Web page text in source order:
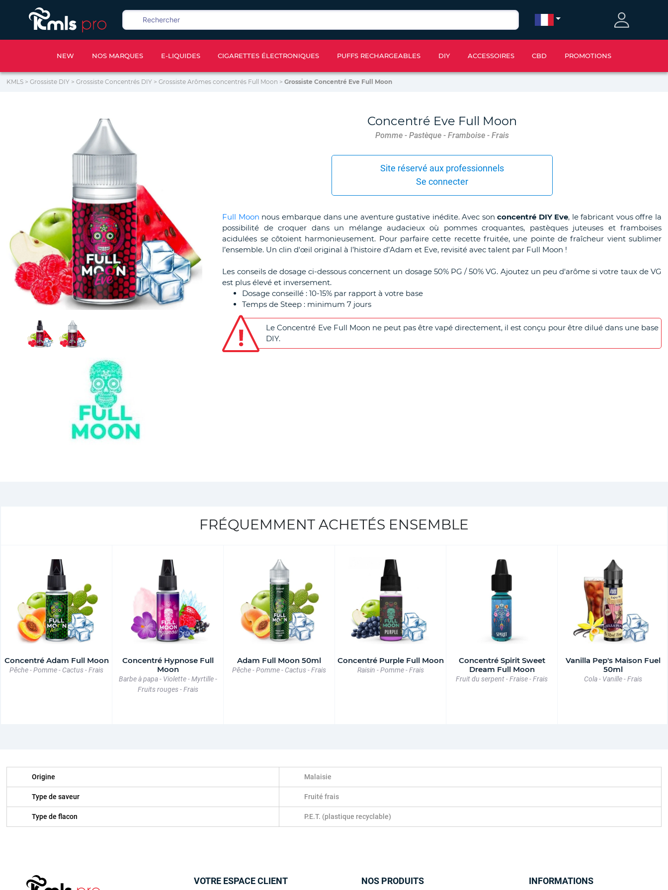
NEW NOS MARQUES E-LIQUIDES CIGARETTES ÉLECTRONIQUES PUFFS RECHARGEABLES DIY ACCESSOIRES CBD PROMOTIONS
KMLS > Grossiste DIY > Grossiste Concentrés DIY > Grossiste Arômes concentrés Full Moon > Grossiste Concentré Eve Full Moon
Concentré Eve Full Moon
Pomme - Pastèque - Framboise - Frais
Site réservé aux professionnels
Se connecter
Full Moon nous embarque dans une aventure gustative inédite. Avec sonconcentré DIY Eve, le fabricant vous offre la
possibilité de croquer dans un mélange audacieux où pommes croquantes, pastèques juteuses et framboises
acidulées se côtoient harmonieusement. Pour parfaire cette recette fruitée, une pointe de fraîcheur vient sublimer
l’ensemble. Un clin d'œil original à l’histoire d’Adam et Eve, revisité avec talent par Full Moon !
Les conseils de dosage ci-dessous concernent un dosage 50% PG / 50% VG. Ajoutez un peu d'arôme si votre taux de VG
est plus élevé et inversement.
Dosage conseillé : 10-15% par rapport à votre base
Temps de Steep : minimum 7 jours
Le Concentré Eve Full Moon ne peut pas être vapé directement, il est conçu pour être dilué dans une base
DIY.
FRÉQUEMMENT ACHETÉS ENSEMBLE
Concentré Adam Full Moon
Pêche - Pomme - Cactus - Frais
Concentré Hypnose Full
Moon
Barbe à papa - Violette - Myrtille -
Fruits rouges - Frais
Adam Full Moon 50ml
Pêche - Pomme - Cactus - Frais
Concentré Purple Full Moon
Raisin - Pomme - Frais
Concentré Spirit Sweet
Dream Full Moon
Fruit du serpent - Fraise - Frais
Vanilla Pep's Maison Fuel
50ml
Cola - Vanille - Frais
Origine Malaisie
Type de saveur Fruité frais
Type de flacon P.E.T. (plastique recyclable)
VOTRE ESPACE CLIENT NOS PRODUITS INFORMATIONS